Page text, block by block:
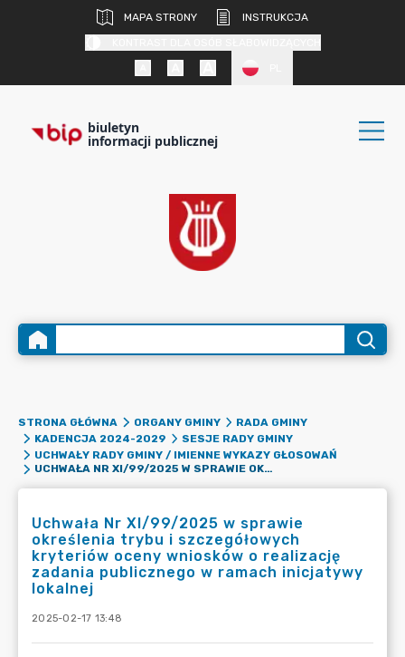
MAPA STRONY
INSTRUKCJA
biuletyn
informacji publicznej
STRONA GŁÓWNA ORGANY GMINY
RADA GMINY
KADENCJA 2024-2029
SESJE RADY GMINY
UCHWAŁY RADY GMINY / IMIENNE WYKAZY GŁOSOWAŃ
UCHWAŁA NR XI/99/2025 W SPRAWIE OKREŚLENIA TRYBU I SZCZEGÓŁOWYCH KRYTERIÓW OCENY WNIOSKÓW O REALIZACJĘ ZADANIA PUBLICZNEGO W RAMACH INICJATYWY LOKALNEJ
Uchwała Nr XI/99/2025 w sprawie
określenia trybu i szczegółowych
kryteriów oceny wniosków o realizację
zadania publicznego w ramach inicjatywy
lokalnej
2025-02-17 13:48